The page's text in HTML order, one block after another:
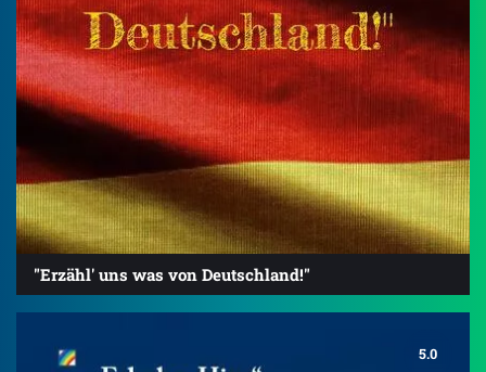
"Erzähl' uns was von Deutschland!"
5.0